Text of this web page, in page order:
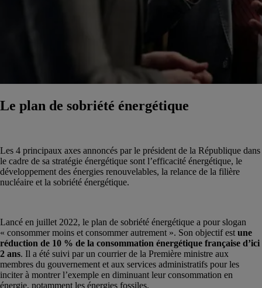
Le plan de sobriété énergétique
Les 4 principaux axes annoncés par le président de la République dans
le cadre de sa stratégie énergétique sont l’efficacité énergétique, le
développement des énergies renouvelables, la relance de la filière
nucléaire et la sobriété énergétique.
Lancé en juillet 2022, le plan de sobriété énergétique a pour slogan
« consommer moins et consommer autrement ». Son objectif est une
réduction de 10 % de la consommation énergétique française d’ici
2 ans. Il a été suivi par un courrier de la Première ministre aux
membres du gouvernement et aux services administratifs pour les
inciter à montrer l’exemple en diminuant leur consommation en
énergie, notamment les énergies fossiles.